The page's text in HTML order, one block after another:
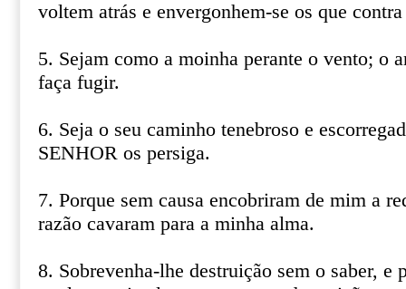
voltem atrás e envergonhem-se os que
5. Sejam como a moinha perante o vento; o
faça fugir.
6. Seja o seu caminho tenebroso e
SENHOR os persiga.
7. Porque sem causa encobriram de mim a
razão cavaram para a minha alma.
8. Sobrevenha-lhe destruição sem o saber, e